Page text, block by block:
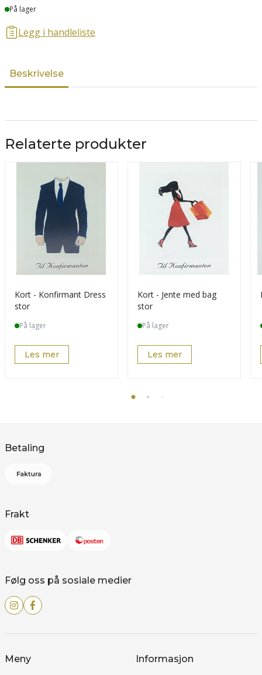
Lager
På lager
Legg i handleliste
Beskrivelse
Relaterte produkter
Kort - Konfirmant Dress
stor
På lager
Les mer
Kort - Jente med bag
stor
På lager
Les mer
Betaling
Frakt
Følg oss på sosiale medier
Meny Informasjon